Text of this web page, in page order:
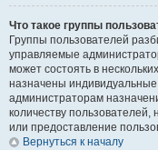
Что такое группы
Группы пользователей
управляемые
может состоять в
назначены
администраторам
количеству
или предоставление
Вернуться к началу